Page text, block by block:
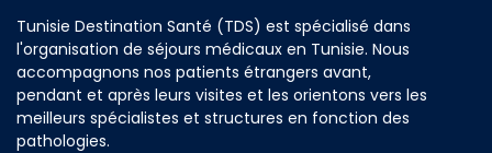
Tunisie Destination Santé (TDS) est spécialisé dans
l'organisation de séjours médicaux en Tunisie. Nous
accompagnons nos patients étrangers avant,
pendant et après leurs visites et les orientons vers les
meilleurs spécialistes et structures en fonction des
pathologies.